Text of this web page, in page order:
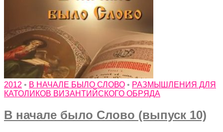
2012 • В НАЧАЛЕ БЫЛО СЛОВО • РАЗМЫШЛЕНИЯ ДЛЯ
КАТОЛИКОВ ВИЗАНТИЙСКОГО ОБРЯДА
В начале было Слово (выпуск 10)